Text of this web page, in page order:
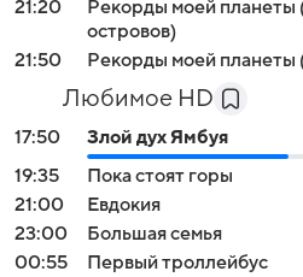
21:20
Рекорды моей планеты
островов)
21:50
Рекорды моей
Любимое HD
17:50
Злой дух Ямбуя
19:35
Пока стоят горы
21:00
Евдокия
23:00
Большая семья
00:55
Первый троллейбус